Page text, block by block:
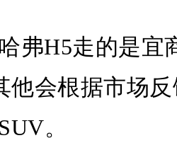
H5走的是宜
他会根据市场
。